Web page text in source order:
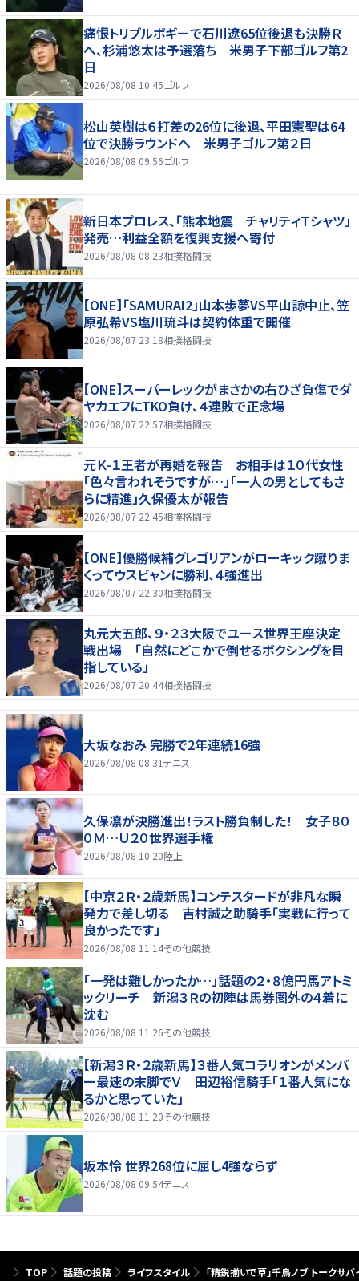
痛恨トリプルボギーで石川遼65位後退も決勝Ｒ
へ、杉浦悠太は予選落ち 米男子下部ゴルフ第2
日
2026/08/08 10:45ゴルフ
松山英樹は６打差の26位に後退、平田憲聖は64
位で決勝ラウンドへ 米男子ゴルフ第２日
2026/08/08 09:56ゴルフ
新日本プロレス、「熊本地震 チャリティＴシャツ」
発売…利益全額を復興支援へ寄付
2026/08/08 08:23相撲格闘技
【ONE】「SAMURAI2」山本歩夢VS平山諒中止、笠
原弘希VS塩川琉斗は契約体重で開催
2026/08/07 23:18相撲格闘技
【ONE】スーパーレックがまさかの右ひざ負傷でダ
ヤカエフにTKO負け、４連敗で正念場
2026/08/07 22:57相撲格闘技
元Ｋ-１王者が再婚を報告 お相手は１０代女性
「色々言われそうですが…」「一人の男としてもさ
らに精進」久保優太が報告
2026/08/07 22:45相撲格闘技
【ONE】優勝候補グレゴリアンがローキック蹴りま
くってウスビャンに勝利、４強進出
2026/08/07 22:30相撲格闘技
丸元大五郎、９・２３大阪でユース世界王座決定
戦出場 「自然にどこかで倒せるボクシングを目
指している」
2026/08/07 20:44相撲格闘技
大坂なおみ 完勝で2年連続16強
2026/08/08 08:31テニス
久保凛が決勝進出！ラスト勝負制した！ 女子８０
０Ｍ…Ｕ２０世界選手権
2026/08/08 10:20陸上
【中京２Ｒ・２歳新馬】コンテスタードが非凡な瞬
発力で差し切る 吉村誠之助騎手「実戦に行って
良かったです」
2026/08/08 11:14その他競技
「一発は難しかったか…」話題の２・８億円馬アトミ
ックリーチ 新潟３Ｒの初陣は馬券圏外の４着に
沈む
2026/08/08 11:26その他競技
【新潟３Ｒ・２歳新馬】３番人気コラリオンがメンバ
ー最速の末脚でＶ 田辺裕信騎手「１番人気にな
るかと思っていた」
2026/08/08 11:20その他競技
坂本怜 世界268位に屈し4強ならず
2026/08/08 09:54テニス
TOP 話題の投稿 ライフスタイル 「精鋭揃いで草」千鳥ノブ トークサ